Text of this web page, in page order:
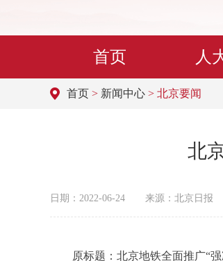
首页 人
首页 > 新闻中心 > 北京要闻
北
日期：2022-06-24 来源：北京日报
原标题：北京地铁全面推广“强